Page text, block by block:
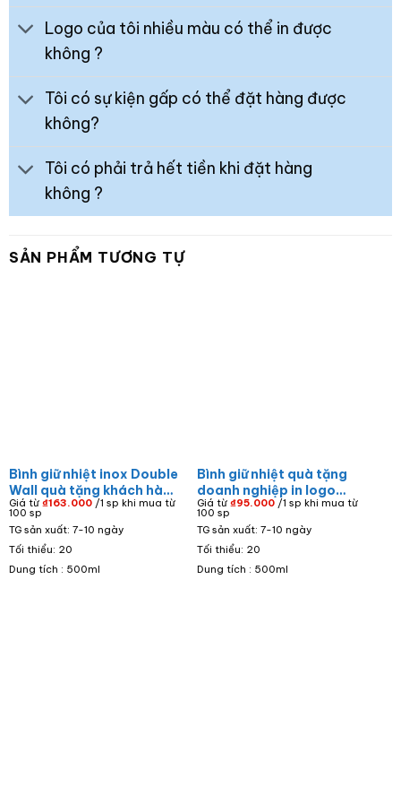
Logo của tôi nhiều màu có thể in được
không ?
Tôi có sự kiện gấp có thể đặt hàng được
không?
Tôi có phải trả hết tiền khi đặt hàng
không ?
SẢN PHẨM TƯƠNG TỰ
Bình giữ nhiệt inox Double
Wall quà tặng khách hàng
in logo DS Quân màu xanh
lá dung tích 500ml BGN-
14
Giá từ ₫163.000/1 sp khi mua từ
100 sp
TG sản xuất: 7-10 ngày
Tối thiểu: 20
Dung tích : 500ml
Bình giữ nhiệt quà tặng
doanh nghiệp in logo
Công Đoàn Công ty TNHH
MTV Đồ hộp Hạ Long Đà
Nẵng màu trắng dáng trụ
BGN-15
Giá từ₫95.000 /1 sp khi mua từ
100 sp
TG sản xuất: 7-10 ngày
Tối thiểu: 20
Dung tích : 500ml